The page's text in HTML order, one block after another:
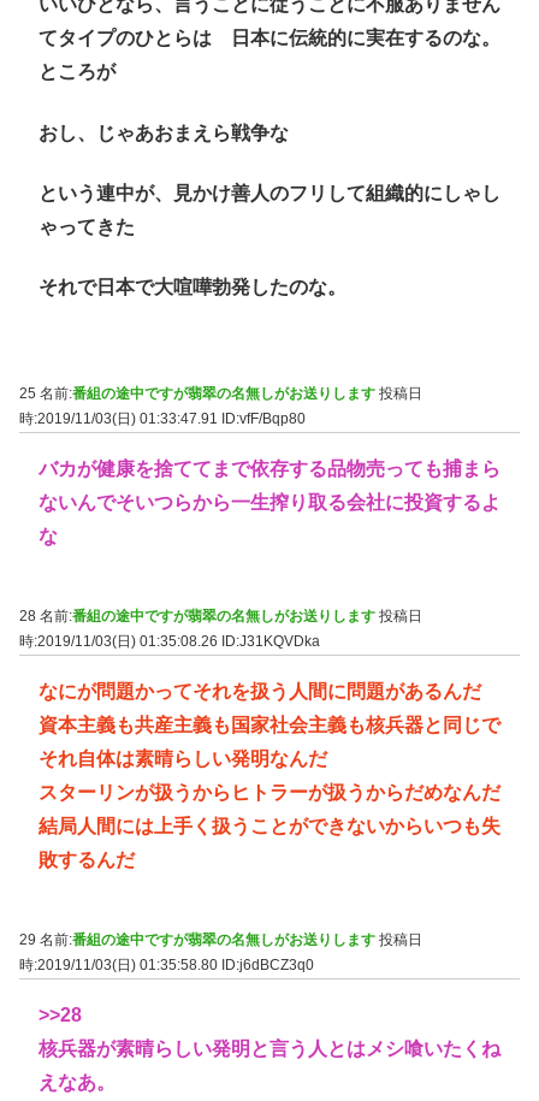
いいひとなら、言うことに従うことに不服ありません
てタイプのひとらは 日本に伝統的に実在するのな。
ところが
おし、じゃあおまえら戦争な
という連中が、見かけ善人のフリして組織的にしゃし
ゃってきた
それで日本で大喧嘩勃発したのな。
25 名前:番組の途中ですが翡翠の名無しがお送りします 投稿日
時:2019/11/03(日) 01:33:47.91
ID:vfF/Bqp80
バカが健康を捨ててまで依存する品物売っても捕まら
ないんでそいつらから一生搾り取る会社に投資するよ
な
28 名前:番組の途中ですが翡翠の名無しがお送りします 投稿日
時:2019/11/03(日) 01:35:08.26
ID:J31KQVDka
なにが問題かってそれを扱う人間に問題があるんだ
資本主義も共産主義も国家社会主義も核兵器と同じで
それ自体は素晴らしい発明なんだ
スターリンが扱うからヒトラーが扱うからだめなんだ
結局人間には上手く扱うことができないからいつも失
敗するんだ
29 名前:番組の途中ですが翡翠の名無しがお送りします 投稿日
時:2019/11/03(日) 01:35:58.80 ID:j6dBCZ3q0
>>28
核兵器が素晴らしい発明と言う人とはメシ喰いたくね
えなあ。